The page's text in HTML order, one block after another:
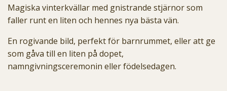
Magiska vinterkvällar med gnistrande stjärnor som
faller runt en liten och hennes nya bästa vän.
En rogivande bild, perfekt för barnrummet, eller att ge
som gåva till en liten på dopet,
namngivningsceremonin eller födelsedagen.